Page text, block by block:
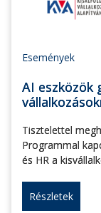
Események
AI eszközök
Tisztelettel
Programmal
és HR a
Részletek